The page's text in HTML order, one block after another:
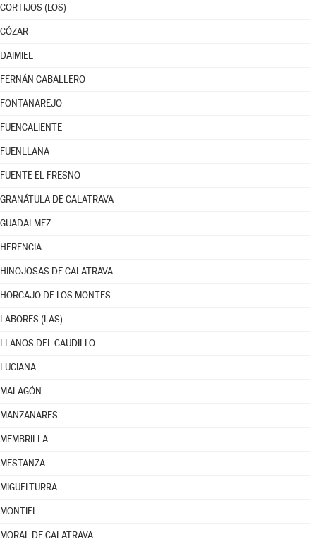
CORTIJOS (LOS)
CÓZAR
DAIMIEL
FERNÁN CABALLERO
FONTANAREJO
FUENCALIENTE
FUENLLANA
FUENTE EL FRESNO
GRANÁTULA DE CALATRAVA
GUADALMEZ
HERENCIA
HINOJOSAS DE CALATRAVA
HORCAJO DE LOS MONTES
LABORES (LAS)
LLANOS DEL CAUDILLO
LUCIANA
MALAGÓN
MANZANARES
MEMBRILLA
MESTANZA
MIGUELTURRA
MONTIEL
MORAL DE CALATRAVA